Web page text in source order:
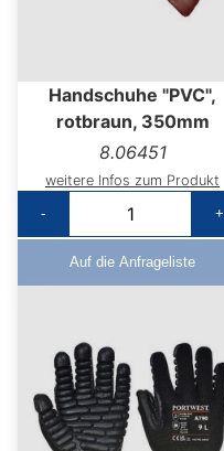
Handschuhe "PVC",
rotbraun, 350mm
8.06451
weitere Infos zum Produkt
-
+
Auf die Anfrageliste